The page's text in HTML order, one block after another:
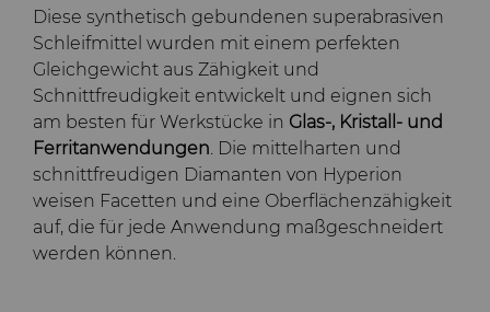
Diese synthetisch gebundenen superabrasiven
Schleifmittel wurden mit einem perfekten
Gleichgewicht aus Zähigkeit und
Schnittfreudigkeit entwickelt und eignen sich
am besten für Werkstücke in Glas-, Kristall- und
Ferritanwendungen. Die mittelharten und
schnittfreudigen Diamanten von Hyperion
weisen Facetten und eine Oberflächenzähigkeit
auf, die für jede Anwendung maßgeschneidert
werden können.